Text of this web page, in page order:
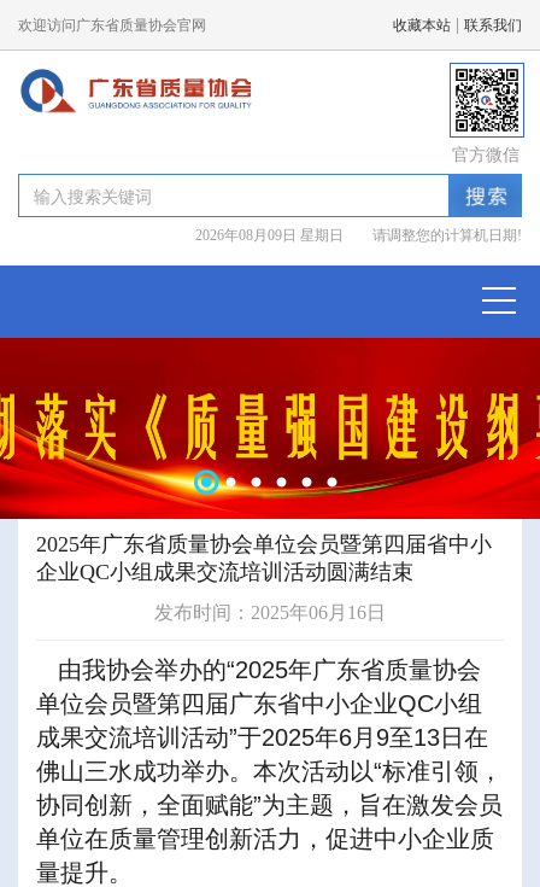
欢迎访问广东省质量协会官网 收藏本站 联系我们
官方微信
2026年08月09日 星期日 请调整您的计算机日期!
2025年广东省质量协会单位会员暨第四届省中小
企业QC小组成果交流培训活动圆满结束
发布时间：2025年06月16日
由我协会举办的“2025年广东省质量协会
单位会员暨第四届广东省中小企业QC小组
成果交流培训活动”于2025年6月9至13日在
佛山三水成功举办。本次活动以“标准引领，
协同创新，全面赋能”为主题，旨在激发会员
单位在质量管理创新活力，促进中小企业质
量提升。